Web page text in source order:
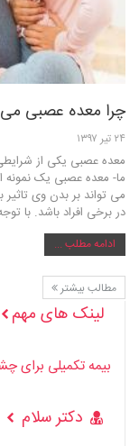
چرا معده عصبی
۲۴ تیر ۱۳۹۷
معده عصبی یکی از
ما- معده عصبی یک
می تواند بر بدن وی
در برخی افراد باشد. با
ادامه مطلب ...
مطالب بیشتر
لینک های مهم
بیمه تکمیلی برای
دکتر سلام